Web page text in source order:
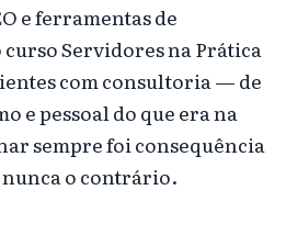
e ferramentas de
Servidores na Prática
com consultoria — de
e pessoal do que era na
sempre foi consequência
o contrário.